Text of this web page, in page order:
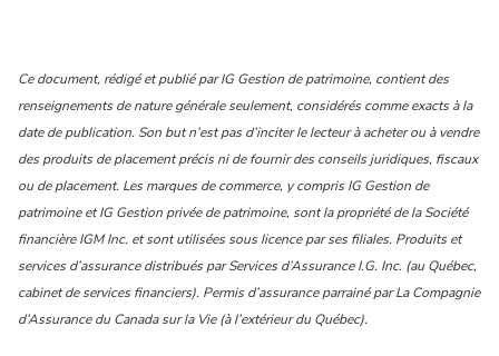
Ce document, rédigé et publié par IG Gestion de patrimoine, contient des
renseignements de nature générale seulement, considérés comme exacts à la
date de publication. Son but n’est pas d’inciter le lecteur à acheter ou à vendre
des produits de placement précis ni de fournir des conseils juridiques, fiscaux
ou de placement. Les marques de commerce, y compris IG Gestion de
patrimoine et IG Gestion privée de patrimoine, sont la propriété de la Société
financière IGM Inc. et sont utilisées sous licence par ses filiales. Produits et
services d’assurance distribués par Services d’Assurance I.G. Inc. (au Québec,
cabinet de services financiers). Permis d’assurance parrainé par La Compagnie
d’Assurance du Canada sur la Vie (à l’extérieur du Québec).